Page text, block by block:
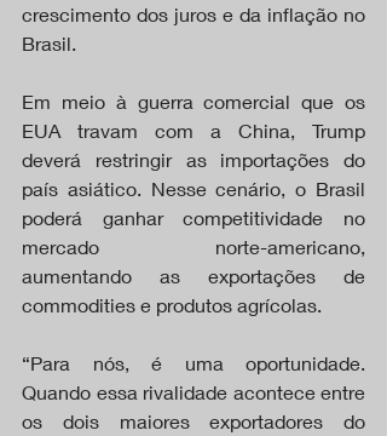
crescimento dos juros e da inflação no
Brasil.
Em meio à guerra comercial que os
EUA travam com a China, Trump
deverá restringir as importações do
país asiático. Nesse cenário, o Brasil
poderá ganhar competitividade no
mercado norte-americano,
aumentando as exportações de
commodities e produtos agrícolas.
“Para nós, é uma oportunidade.
Quando essa rivalidade acontece entre
os dois maiores exportadores do